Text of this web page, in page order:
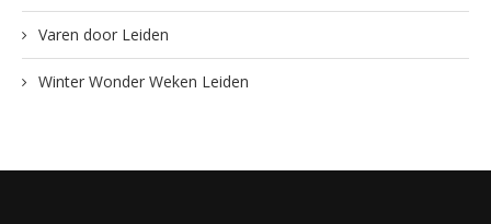
Varen door Leiden
Winter Wonder Weken Leiden